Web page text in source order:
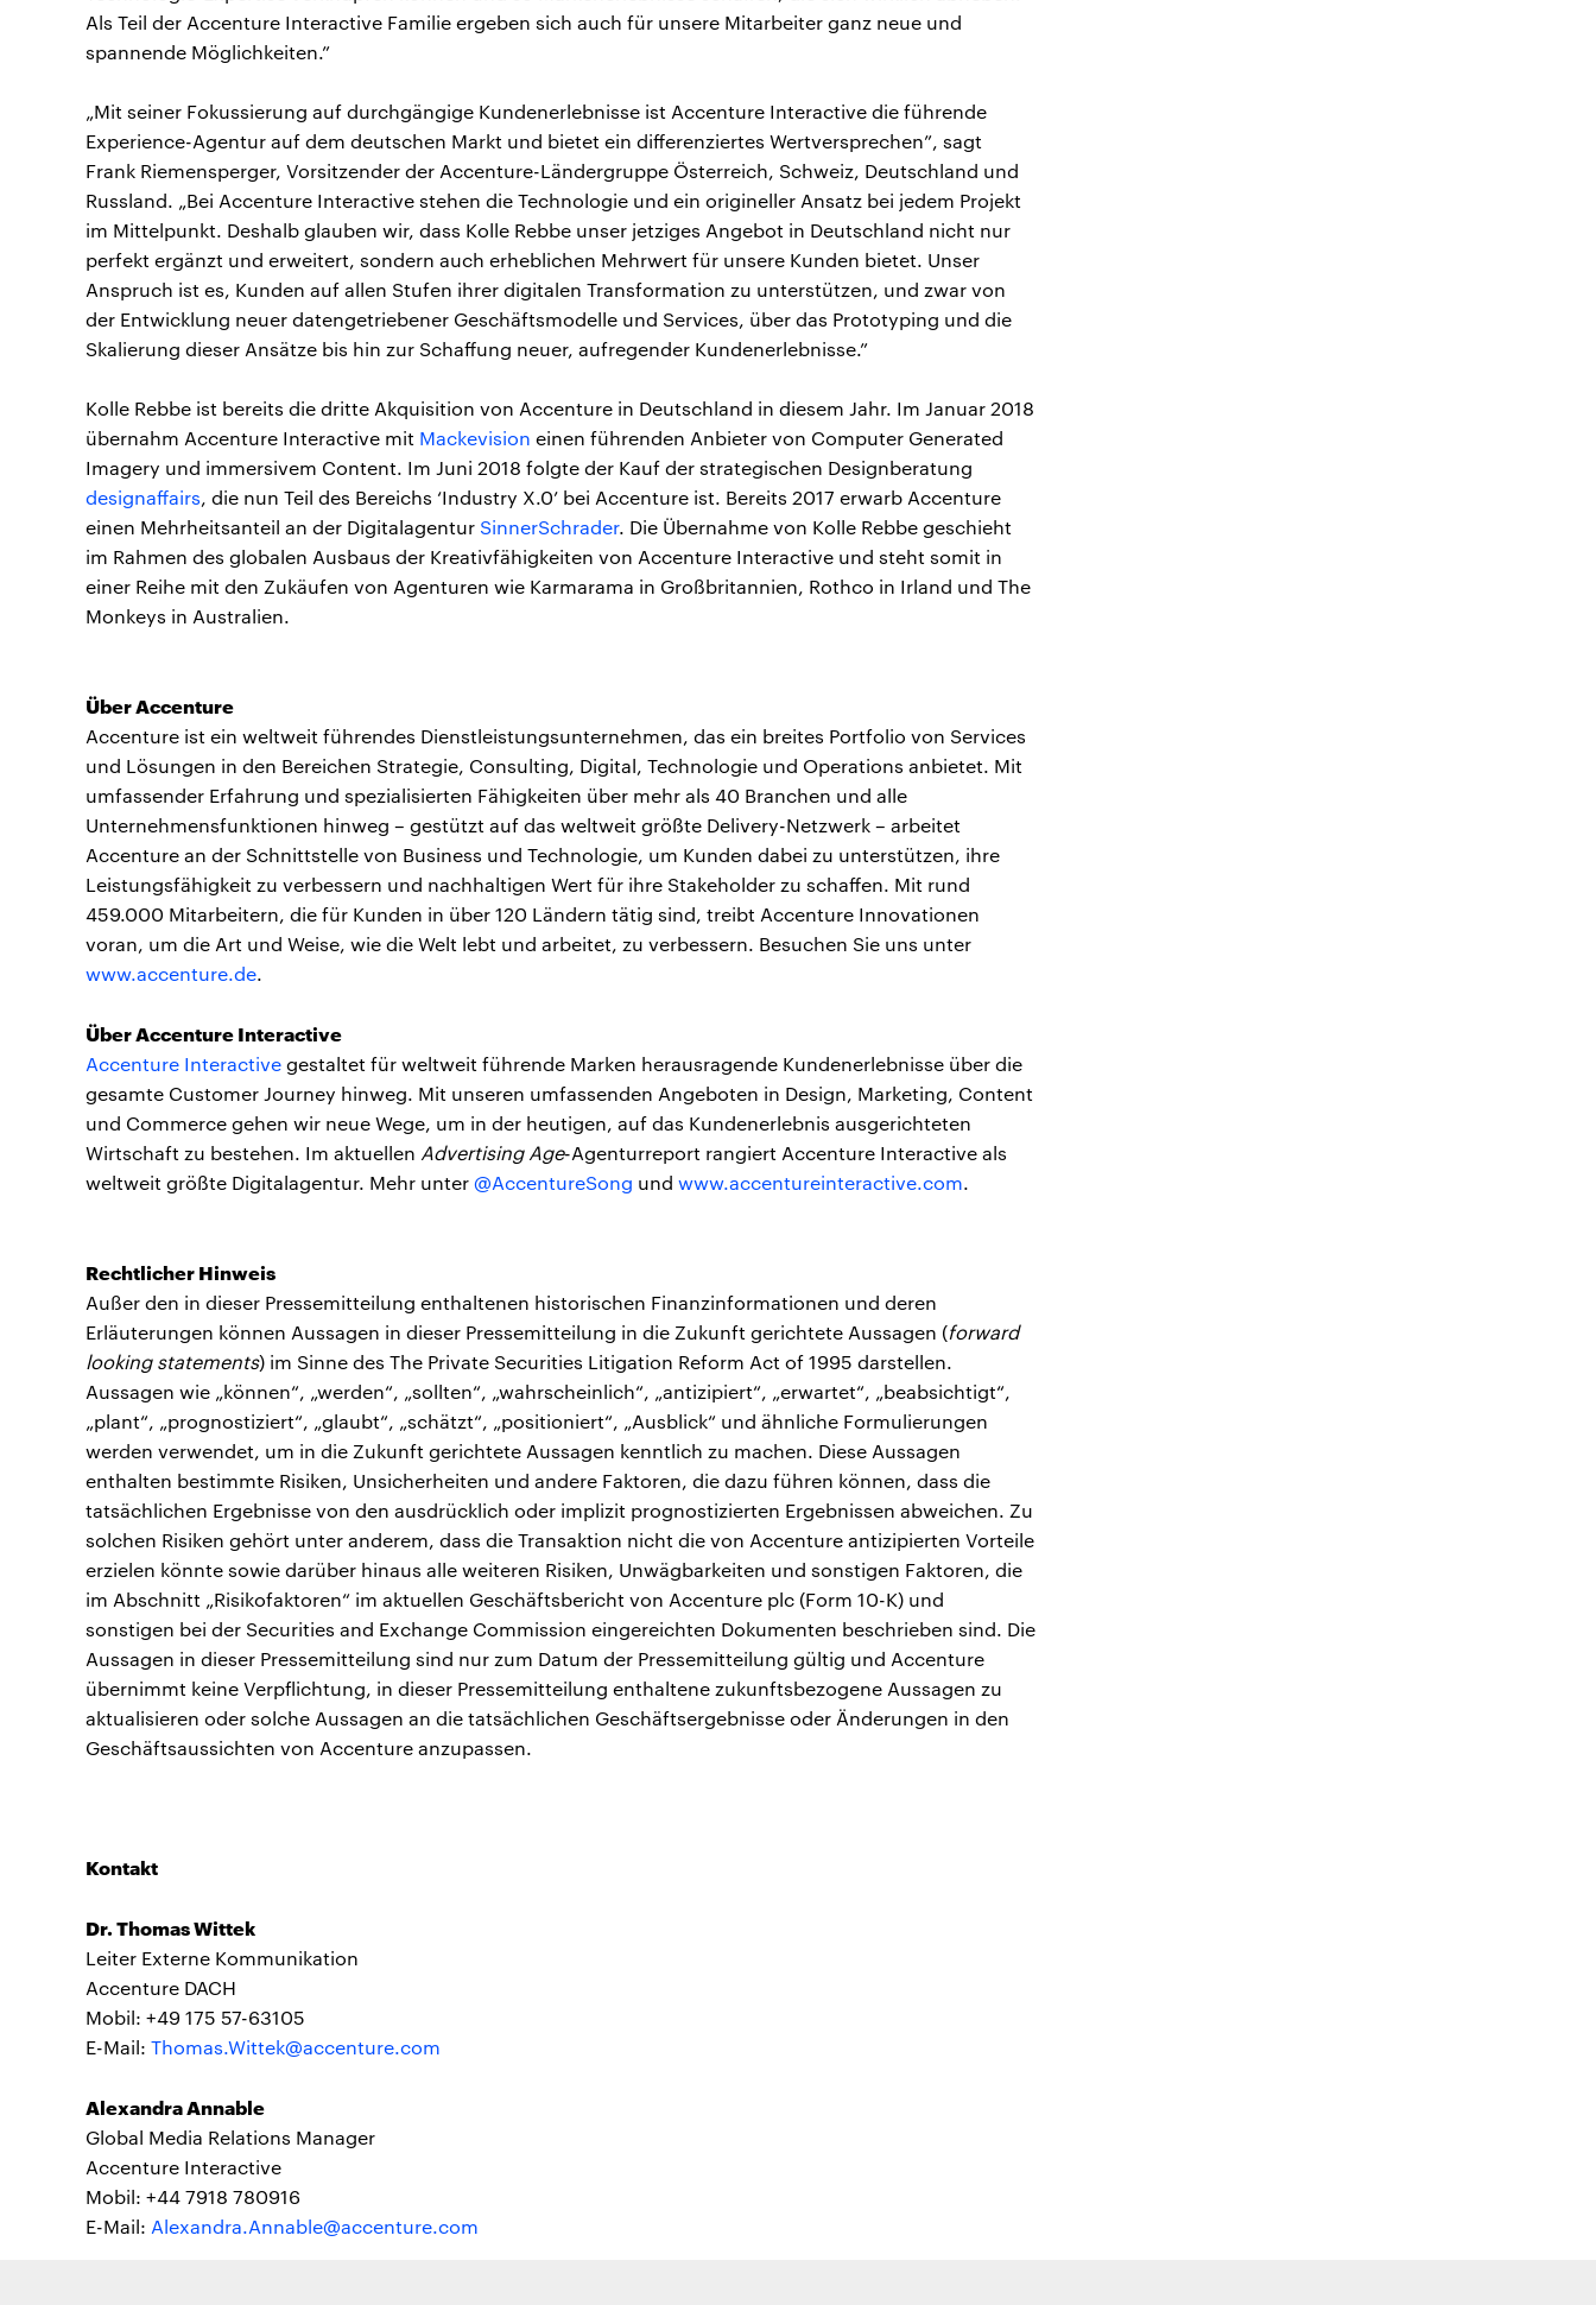
Als Teil der Accenture Interactive Familie ergeben sich auch für unsere Mitarbeiter ganz neue und
spannende Möglichkeiten.”
„Mit seiner Fokussierung auf durchgängige Kundenerlebnisse ist Accenture Interactive die führende
Experience-Agentur auf dem deutschen Markt und bietet ein differenziertes Wertversprechen”, sagt
Frank Riemensperger, Vorsitzender der Accenture-Ländergruppe Österreich, Schweiz, Deutschland und
Russland. „Bei Accenture Interactive stehen die Technologie und ein origineller Ansatz bei jedem Projekt
im Mittelpunkt. Deshalb glauben wir, dass Kolle Rebbe unser jetziges Angebot in Deutschland nicht nur
perfekt ergänzt und erweitert, sondern auch erheblichen Mehrwert für unsere Kunden bietet. Unser
Anspruch ist es, Kunden auf allen Stufen ihrer digitalen Transformation zu unterstützen, und zwar von
der Entwicklung neuer datengetriebener Geschäftsmodelle und Services, über das Prototyping und die
Skalierung dieser Ansätze bis hin zur Schaffung neuer, aufregender Kundenerlebnisse.”
Kolle Rebbe ist bereits die dritte Akquisition von Accenture in Deutschland in diesem Jahr. Im Januar 2018
übernahm Accenture Interactive mit Mackevision einen führenden Anbieter von Computer Generated
Imagery und immersivem Content. Im Juni 2018 folgte der Kauf der strategischen Designberatung
designaffairs, die nun Teil des Bereichs ‘Industry X.0’ bei Accenture ist. Bereits 2017 erwarb Accenture
einen Mehrheitsanteil an der Digitalagentur SinnerSchrader. Die Übernahme von Kolle Rebbe geschieht
im Rahmen des globalen Ausbaus der Kreativfähigkeiten von Accenture Interactive und steht somit in
einer Reihe mit den Zukäufen von Agenturen wie Karmarama in Großbritannien, Rothco in Irland und The
Monkeys in Australien.
Über Accenture
Accenture ist ein weltweit führendes Dienstleistungsunternehmen, das ein breites Portfolio von Services
und Lösungen in den Bereichen Strategie, Consulting, Digital, Technologie und Operations anbietet. Mit
umfassender Erfahrung und spezialisierten Fähigkeiten über mehr als 40 Branchen und alle
Unternehmensfunktionen hinweg – gestützt auf das weltweit größte Delivery-Netzwerk – arbeitet
Accenture an der Schnittstelle von Business und Technologie, um Kunden dabei zu unterstützen, ihre
Leistungsfähigkeit zu verbessern und nachhaltigen Wert für ihre Stakeholder zu schaffen. Mit rund
459.000 Mitarbeitern, die für Kunden in über 120 Ländern tätig sind, treibt Accenture Innovationen
voran, um die Art und Weise, wie die Welt lebt und arbeitet, zu verbessern. Besuchen Sie uns unter
www.accenture.de.
Über Accenture Interactive
Accenture Interactivegestaltet für weltweit führende Marken herausragende Kundenerlebnisse über die
gesamte Customer Journey hinweg. Mit unseren umfassenden Angeboten in Design, Marketing, Content
und Commerce gehen wir neue Wege, um in der heutigen, auf das Kundenerlebnis ausgerichteten
Wirtschaft zu bestehen. Im aktuellen Advertising Age-Agenturreport rangiert Accenture Interactive als
weltweit größte Digitalagentur. Mehr unter@AccentureSong und www.accentureinteractive.com.
Rechtlicher Hinweis
Außer den in dieser Pressemitteilung enthaltenen historischen Finanzinformationen und deren
Erläuterungen können Aussagen in dieser Pressemitteilung in die Zukunft gerichtete Aussagen (forward
looking statements) im Sinne des The Private Securities Litigation Reform Act of 1995 darstellen.
Aussagen wie „können“, „werden“, „sollten“, „wahrscheinlich“, „antizipiert“, „erwartet“, „beabsichtigt“,
„plant“, „prognostiziert“, „glaubt“, „schätzt“, „positioniert“, „Ausblick“ und ähnliche Formulierungen
werden verwendet, um in die Zukunft gerichtete Aussagen kenntlich zu machen. Diese Aussagen
enthalten bestimmte Risiken, Unsicherheiten und andere Faktoren, die dazu führen können, dass die
tatsächlichen Ergebnisse von den ausdrücklich oder implizit prognostizierten Ergebnissen abweichen. Zu
solchen Risiken gehört unter anderem, dass die Transaktion nicht die von Accenture antizipierten Vorteile
erzielen könnte sowie darüber hinaus alle weiteren Risiken, Unwägbarkeiten und sonstigen Faktoren, die
im Abschnitt „Risikofaktoren“ im aktuellen Geschäftsbericht von Accenture plc (Form 10-K) und
sonstigen bei der Securities and Exchange Commission eingereichten Dokumenten beschrieben sind. Die
Aussagen in dieser Pressemitteilung sind nur zum Datum der Pressemitteilung gültig und Accenture
übernimmt keine Verpflichtung, in dieser Pressemitteilung enthaltene zukunftsbezogene Aussagen zu
aktualisieren oder solche Aussagen an die tatsächlichen Geschäftsergebnisse oder Änderungen in den
Geschäftsaussichten von Accenture anzupassen.
Kontakt
Dr. Thomas Wittek
Leiter Externe Kommunikation
Accenture DACH
Mobil: +49 175 57-63105
E-Mail: Thomas.Wittek@accenture.com
Alexandra Annable
Global Media Relations Manager
Accenture Interactive
Mobil: +44 7918 780916
E-Mail: Alexandra.Annable@accenture.com